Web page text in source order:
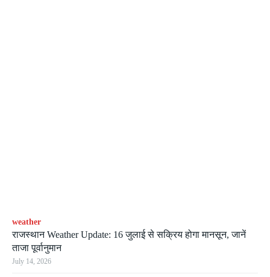
weather
राजस्थान Weather Update: 16 जुलाई से सक्रिय होगा मानसून, जानें
ताजा पूर्वानुमान
July 14, 2026